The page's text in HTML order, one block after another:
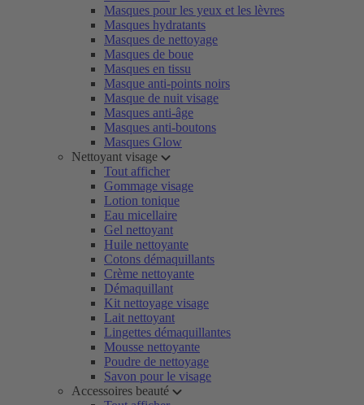
Masques pour les yeux et les lèvres
Masques hydratants
Masques de nettoyage
Masques de boue
Masques en tissu
Masque anti-points noirs
Masque de nuit visage
Masques anti-âge
Masques anti-boutons
Masques Glow
Nettoyant visage
Tout afficher
Gommage visage
Lotion tonique
Eau micellaire
Gel nettoyant
Huile nettoyante
Cotons démaquillants
Crème nettoyante
Démaquillant
Kit nettoyage visage
Lait nettoyant
Lingettes démaquillantes
Mousse nettoyante
Poudre de nettoyage
Savon pour le visage
Accessoires beauté